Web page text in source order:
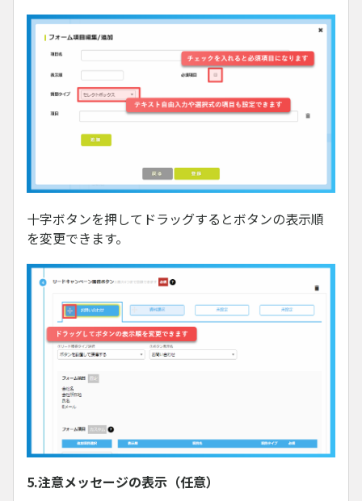
十字ボタンを押してドラッグするとボタンの表示順
を変更できます。
5.注意メッセージの表示（任意）